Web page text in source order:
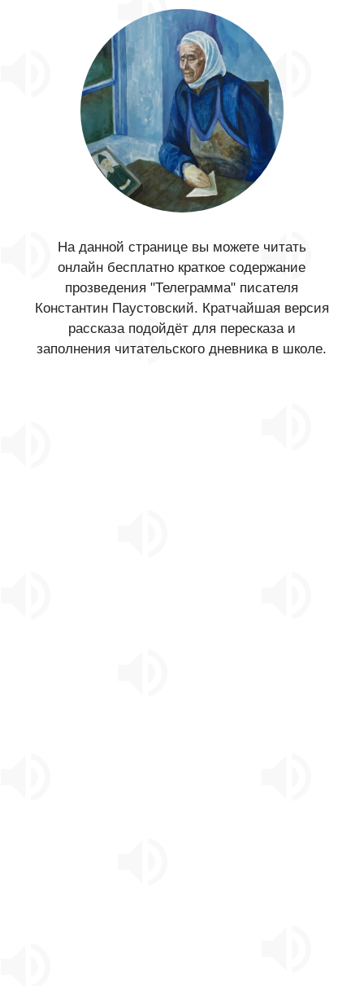
На данной странице вы можете читать
онлайн бесплатно краткое содержание
прозведения "Телеграмма" писателя
Константин Паустовский. Кратчайшая версия
рассказа подойдёт для пересказа и
заполнения читательского дневника в школе.